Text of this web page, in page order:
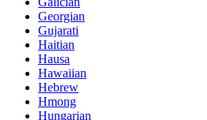
Georgian
Gujarati
Haitian
Hausa
Hawaiian
Hebrew
Hmong
Hungarian